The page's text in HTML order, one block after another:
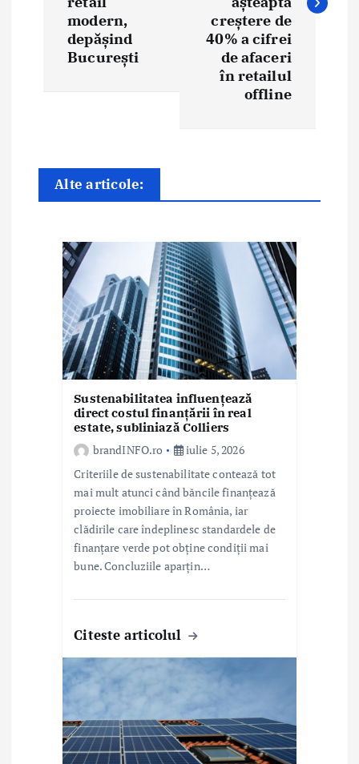
a
modern,
depășind
București
creștere de
40% a cifrei
de afaceri
în retailul
offline
Alte articole:
Sustenabilitatea influențează
direct costul finanțării în real
estate, subliniază Colliers
brandINFO.ro
iulie 5, 2026
Criteriile de sustenabilitate contează tot
mai mult atunci când băncile finanțează
proiecte imobiliare în România, iar
clădirile care îndeplinesc standardele de
finanțare verde pot obține condiții mai
bune. Concluziile aparțin…
Citeste articolul